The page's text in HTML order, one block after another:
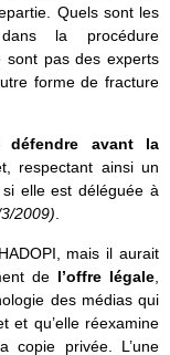
Quels sont les
la procédure
sont pas des experts
forme de fracture
défendre avant la
respectant ainsi un
elle est déléguée à
2009).
mais il aurait
de l’offre légale
des médias qui
et qu’elle réexamine
copie privée. L’une